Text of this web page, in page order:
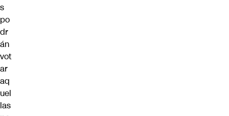
s
po
dr
án
vot
ar
aq
uel
las